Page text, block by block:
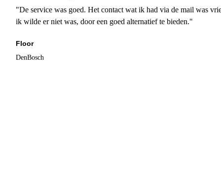
"De service was goed. Het contact wat ik had via de mail was
ik wilde er niet was, door een goed alternatief te bieden."
Floor
DenBosch